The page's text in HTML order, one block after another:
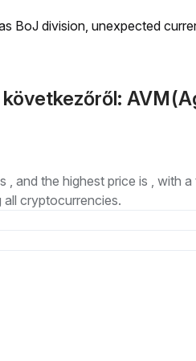
BoJ division, unexpected
and the highest price is , with
all cryptocurrencies.